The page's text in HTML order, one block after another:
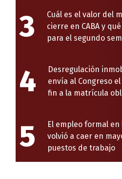
3
Cuál es el valor del
cierre en CABA y
para el segundo
4
Desregulación
envía al Congreso
fin a la matrícula
5
El empleo formal
volvió a caer en
puestos de trabajo